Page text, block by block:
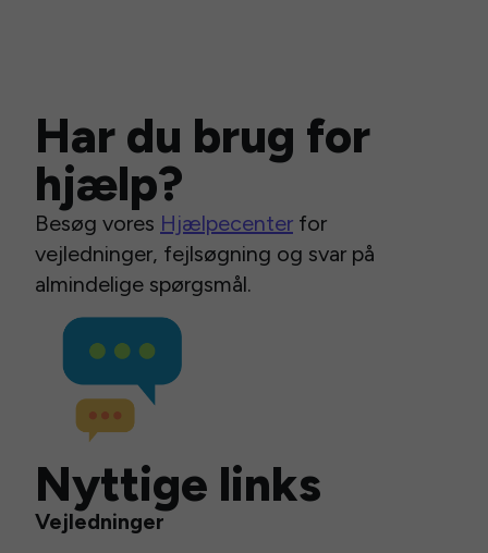
Har du brug for
hjælp?
Besøg vores Hjælpecenter for
vejledninger, fejlsøgning og svar på
almindelige spørgsmål.
Nyttige links
Vejledninger